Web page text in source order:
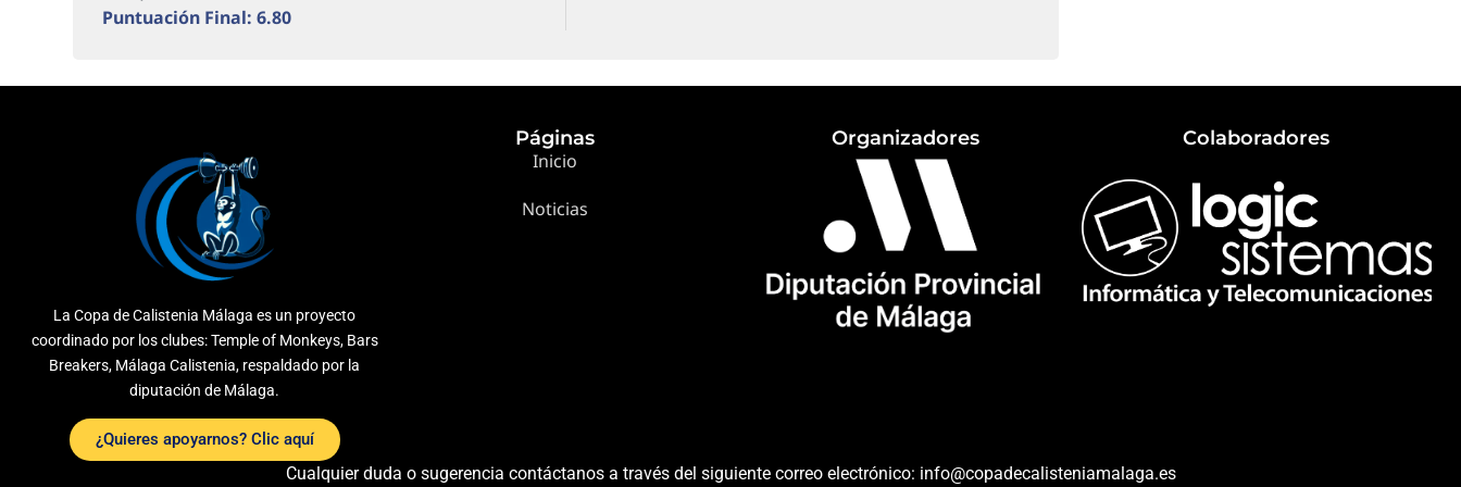
Puntuación Final: 6.80
La Copa de Calistenia Málaga es un proyecto
coordinado por los clubes: Temple of Monkeys, Bars
Breakers, Málaga Calistenia, respaldado por la
diputación de Málaga.
¿Quieres apoyarnos? Clic aquí
Páginas
Inicio
Noticias
Organizadores Colaboradores
Cualquier duda o sugerencia contáctanos a través del siguiente correo electrónico: info@copadecalisteniamalaga.es